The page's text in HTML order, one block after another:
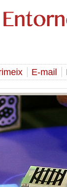
E-mail